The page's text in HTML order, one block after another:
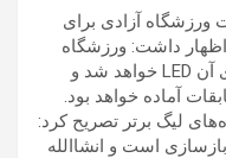
ورزشگاه آزادی برای
اظهار داشت: ورزشگاه
آزادی در حال بازسازی است و نورهای آن LED خواهد شد و
آماده خواهد بود.
لیگ برتر تصریح کرد:
است و انشاالله